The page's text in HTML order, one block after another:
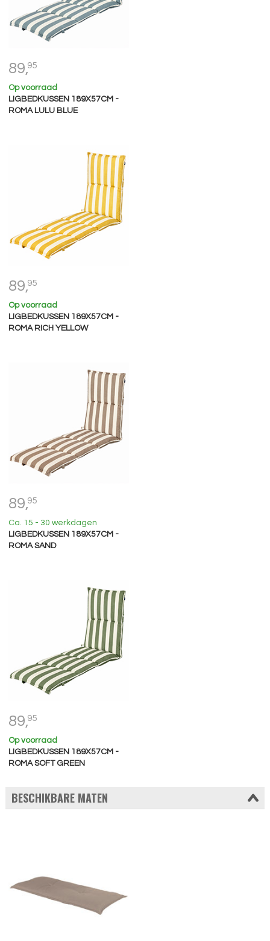
89,95
Op voorraad
LIGBEDKUSSEN 189X57CM -
ROMA LULU BLUE
89,95
Op voorraad
LIGBEDKUSSEN 189X57CM -
ROMA RICH YELLOW
89,95
Ca. 15 - 30 werkdagen
LIGBEDKUSSEN 189X57CM -
ROMA SAND
89,95
Op voorraad
LIGBEDKUSSEN 189X57CM -
ROMA SOFT GREEN
BESCHIKBARE MATEN